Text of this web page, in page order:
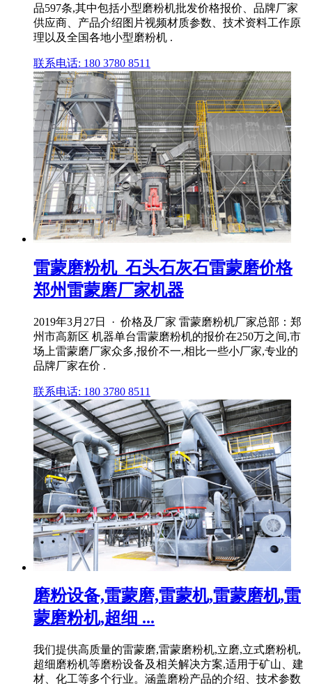
品597条,其中包括小型磨粉机批发价格报价、品牌厂家
供应商、产品介绍图片视频材质参数、技术资料工作原
理以及全国各地小型磨粉机 .
联系电话: 180 3780 8511
雷蒙磨粉机_石头石灰石雷蒙磨价格
郑州雷蒙磨厂家机器
2019年3月27日 · 价格及厂家 雷蒙磨粉机厂家总部：郑
州市高新区 机器单台雷蒙磨粉机的报价在250万之间,市
场上雷蒙磨厂家众多,报价不一,相比一些小厂家,专业的
品牌厂家在价 .
联系电话: 180 3780 8511
磨粉设备,雷蒙磨,雷蒙机,雷蒙磨机,雷
蒙磨粉机,超细 ...
我们提供高质量的雷蒙磨,雷蒙磨粉机,立磨,立式磨粉机,
超细磨粉机等磨粉设备及相关解决方案,适用于矿山、建
材、化工等多个行业。涵盖磨粉产品的介绍、技术参数